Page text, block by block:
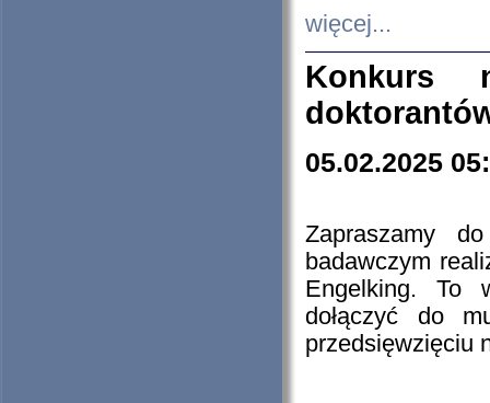
więcej...
Konkurs
05.02.2025
Zapraszamy
badawczym
Engelking. To
dołączyć do
przedsięwzięciu